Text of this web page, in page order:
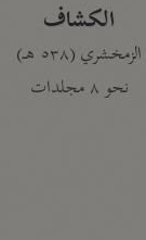
الكشاف
الزمخشري (٥٣٨ هـ)
نحو ٨ مجلدات